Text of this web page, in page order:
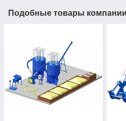
Подобные товары компании